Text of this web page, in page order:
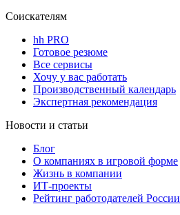
Соискателям
hh PRO
Готовое резюме
Все сервисы
Хочу у вас работать
Производственный календарь
Экспертная рекомендация
Новости и статьи
Блог
О компаниях в игровой форме
Жизнь в компании
ИТ-проекты
Рейтинг работодателей России